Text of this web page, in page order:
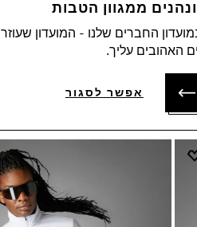
החברים שלנו - המועדון שעוזר
האהובים עליך.
אפשר לסגור